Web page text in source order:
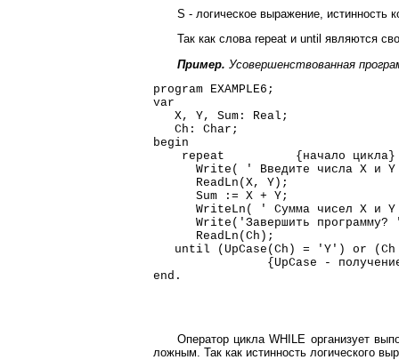
S - логическое выражение, истинность
Так как слова repeat и until являются
Пример. Усовершенствованная
program EXAMPLE6;
var
X, Y, Sum: Real;
Ch: Char;
begin
repeat {начало цикла}
Write( ' Введите числа Х и
ReadLn(X, Y);
Sum := X + Y;
WriteLn( ' Сумма чисел X и Y
Write('Завершить
ReadLn(Ch);
until (UpCase(Ch) = 'Y') or
{UpCase - получение
end.
Оператор цикла WHILE организует
ложным. Так как истинность логического